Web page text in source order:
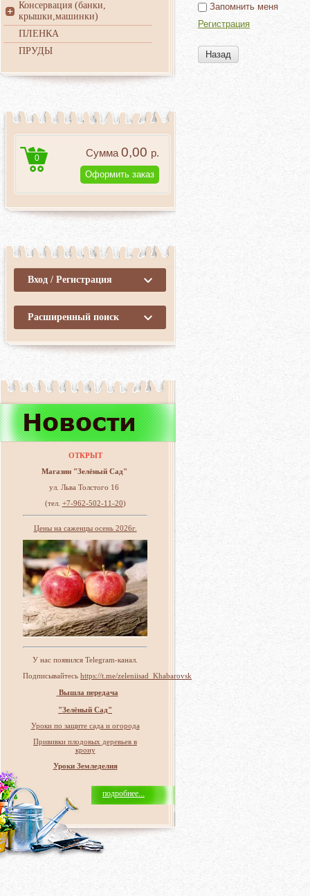
Консервация (банки,
крышки,машинки)
ПЛЕНКА
ПРУДЫ
0 Сумма 0,00 р.
Оформить заказ
Вход / Регистрация
Расширенный поиск
ОТКРЫТ
Магазин "Зелёный Сад"
ул. Льва Толстого 16
(тел. +7-962-502-11-20)
Цены на саженцы осень 2026г.
У нас появился Telegram-канал.
Подписывайтесь https://t.me/zeleniisad_Khabarovsk
Вышла передача
"Зелёный Сад"
Уроки по защите сада и огорода
Прививки плодовых деревьев в
крону
Уроки Земледелия
подробнее...
Запомнить меня
Регистрация
Назад